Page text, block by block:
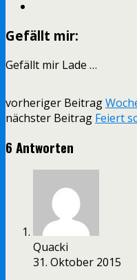
Gefällt mir:
Gefällt mir Lade …
vorheriger Beitrag
nächster Beitrag Feiert
6 Antworten
Quacki
31. Oktober 2015